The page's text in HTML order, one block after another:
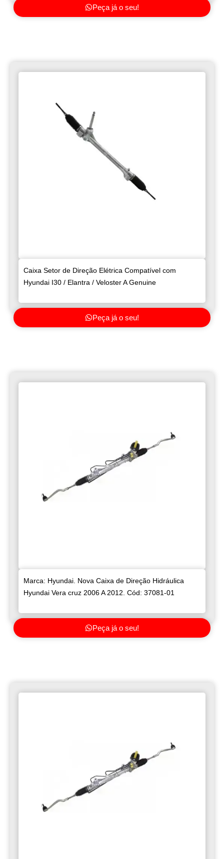
Peça já o seu!
Caixa Setor de Direção Elétrica Compatível com
Hyundai I30 / Elantra / Veloster A Genuine
Peça já o seu!
Marca: Hyundai. Nova Caixa de Direção Hidráulica
Hyundai Vera cruz 2006 A 2012. Cód: 37081-01
Peça já o seu!